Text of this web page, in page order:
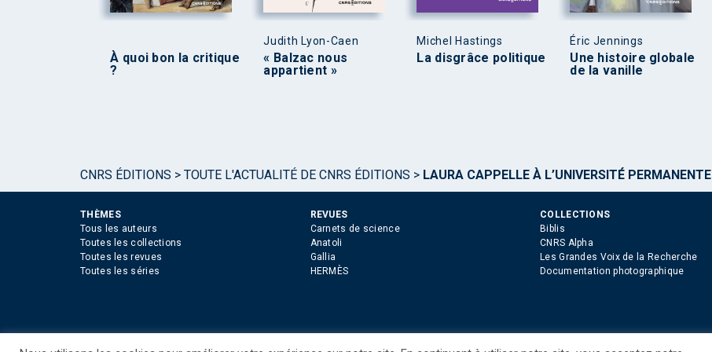
À quoi bon la critique
?
Judith Lyon-Caen
« Balzac nous
appartient »
Michel Hastings
La disgrâce politique
Éric Jennings
Une histoire globale
de la vanille
CNRS ÉDITIONS > TOUTE L'ACTUALITÉ DE CNRS ÉDITIONS > LAURA CAPPELLE À L’UNIVERSITÉ PERMANENTE
THÈMES
Tous les auteurs
Toutes les collections
Toutes les revues
Toutes les séries
REVUES
Carnets de science
Anatoli
Gallia
HERMÈS
COLLECTIONS
Biblis
CNRS Alpha
Les Grandes Voix de la Recherche
Documentation photographique